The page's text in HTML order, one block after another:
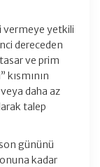
vermeye yetkili
dereceden
ve prim
daha az
talep
gününü
kadar